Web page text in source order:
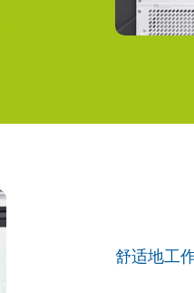
舒适地工